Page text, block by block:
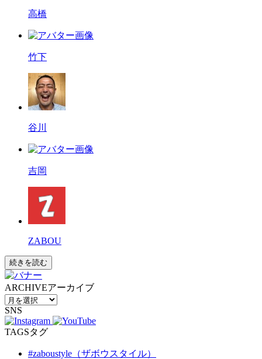
高橋
竹下
谷川
吉岡
ZABOU
続きを読む
ARCHIVEアーカイブ
SNS
TAGSタグ
#zaboustyle（ザボウスタイル）